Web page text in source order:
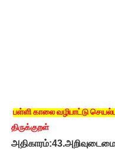
பள்ளி காலை வழிபாட்டு
திருக்குறள்
அதிகாரம்:43.அறிவுடைமை